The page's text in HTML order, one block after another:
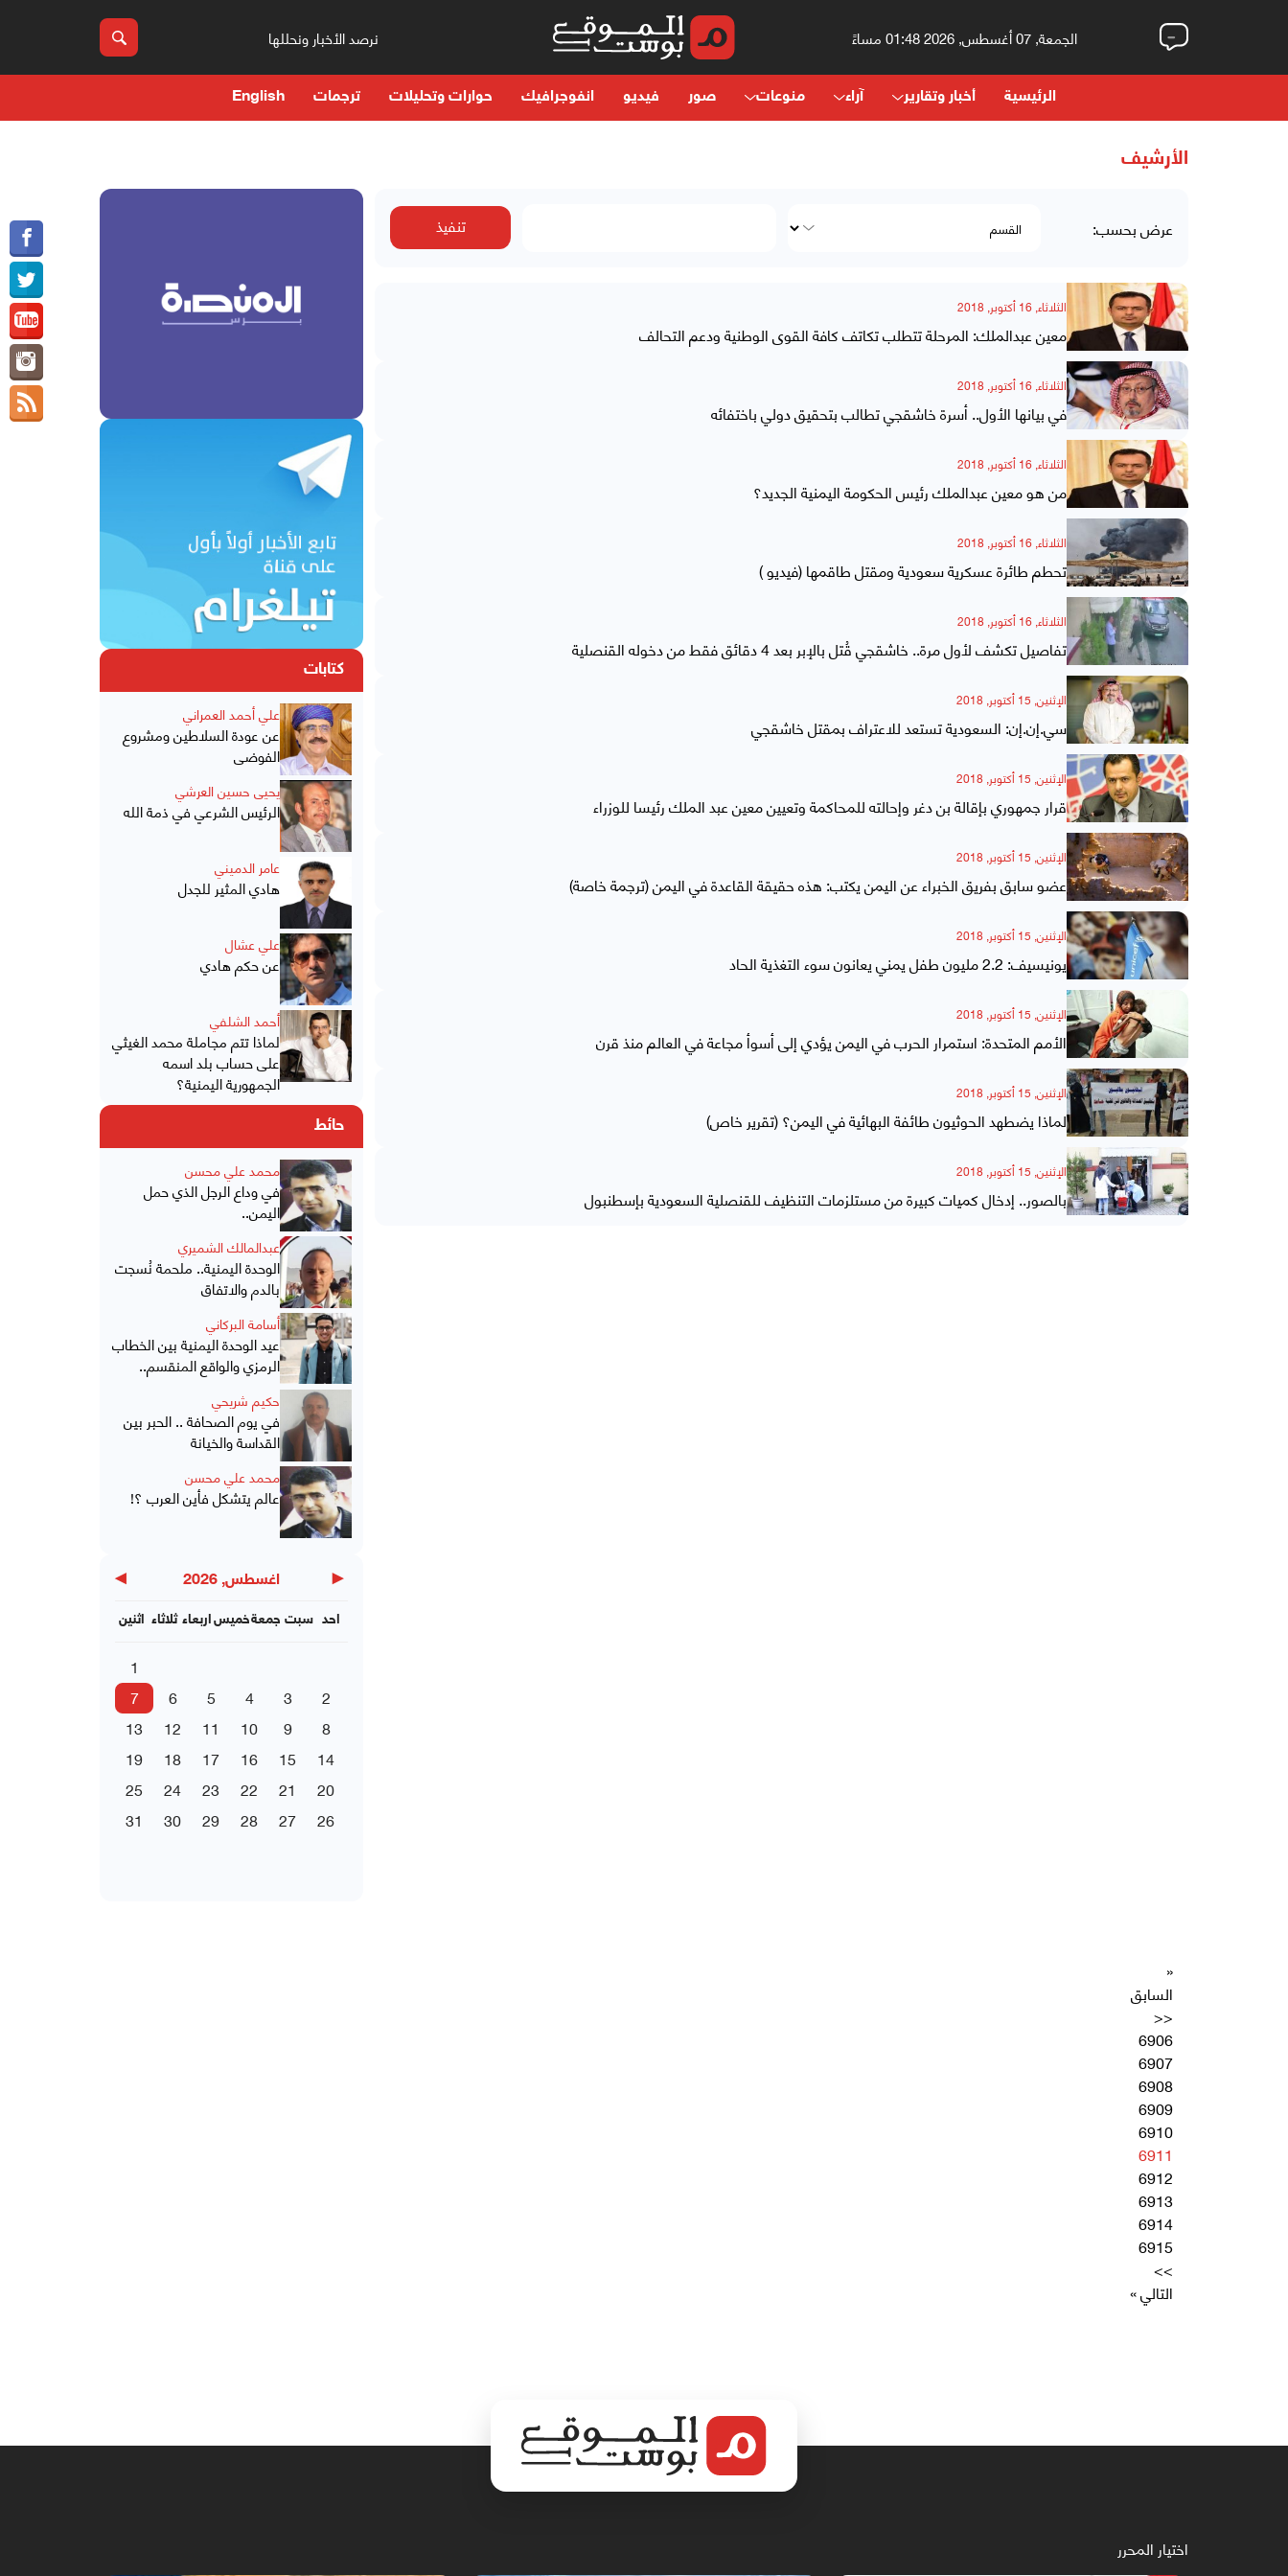
الجمعة, 07 أغسطس, 2026 01:48 مساءً نرصد الأخبار ونحللها
الرئيسية أخبار وتقارير آراء منوعات صور فيديو انفوجرافيك حوارات وتحليلات ترجمات English
الأرشيف
عرض بحسب:
الثلاثاء, 16 أكتوبر, 2018
معين عبدالملك: المرحلة تتطلب تكاتف كافة القوى الوطنية ودعم التحالف
الثلاثاء, 16 أكتوبر, 2018
في بيانها الأول.. أسرة خاشقجي تطالب بتحقيق دولي باختفائه
الثلاثاء, 16 أكتوبر, 2018
من هو معين عبدالملك رئيس الحكومة اليمنية الجديد؟
الثلاثاء, 16 أكتوبر, 2018
تحطم طائرة عسكرية سعودية ومقتل طاقمها (فيديو )
الثلاثاء, 16 أكتوبر, 2018
تفاصيل تكشف لأول مرة.. خاشقجي قُتل بالإبر بعد 4 دقائق فقط من دخوله القنصلية
الإثنين, 15 أكتوبر, 2018
سي.إن.إن: السعودية تستعد للاعتراف بمقتل خاشقجي
الإثنين, 15 أكتوبر, 2018
قرار جمهوري بإقالة بن دغر وإحالته للمحاكمة وتعيين معين عبد الملك رئيسا للوزراء
الإثنين, 15 أكتوبر, 2018
عضو سابق بفريق الخبراء عن اليمن يكتب: هذه حقيقة القاعدة في اليمن (ترجمة خاصة)
الإثنين, 15 أكتوبر, 2018
يونيسيف: 2.2 مليون طفل يمني يعانون سوء التغذية الحاد
الإثنين, 15 أكتوبر, 2018
الأمم المتحدة: استمرار الحرب في اليمن يؤدي إلى أسوأ مجاعة في العالم منذ قرن
الإثنين, 15 أكتوبر, 2018
لماذا يضطهد الحوثيون طائفة البهائية في اليمن؟ (تقرير خاص)
الإثنين, 15 أكتوبر, 2018
بالصور.. إدخال كميات كبيرة من مستلزمات التنظيف للقنصلية السعودية بإسطنبول
كتابات
علي أحمد العمراني
عن عودة السلاطين ومشروع
الفوضى
يحيى حسين العرشي
الرئيس الشرعي في ذمة الله
عامر الدميني
هادي المثير للجدل
علي عشال
عن حكم هادي
أحمد الشلفي
لماذا تتم مجاملة محمد الغيثي
على حساب بلد اسمه
الجمهورية اليمنية؟
حائط
محمد علي محسن
في وداع الرجل الذي حمل
اليمن..
عبدالمالك الشميري
الوحدة اليمنية.. ملحمة نُسجت
بالدم والاتفاق
أسامة البركاني
عيد الوحدة اليمنية بين الخطاب
الرمزي والواقع المنقسم..
حكيم شريحي
في يوم الصحافة .. الحبر بين
القداسة والخيانة
محمد علي محسن
عالم يتشكل فأين العرب ؟!
◀ اغسطس, 2026 ▶
اثنين ثلاثاء اربعاءخميسجمعة سبت احد
1
2
3
4
5
6
7
8
9
10
11
12
13
14
15
16
17
18
19
20
21
22
23
24
25
26
27
28
29
30
31
«
السابق
<<
6906
6907
6908
6909
6910
6911
6912
6913
6914
6915
>>
التالي »
اختيار المحرر